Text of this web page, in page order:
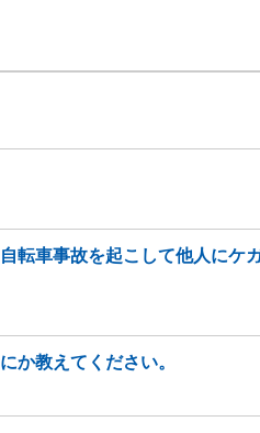
転車事故を起こして他人にケ
か教えてください。